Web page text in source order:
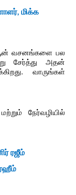
,​​ மிக்க
வசனங்களை பல
சேர்த்து அதன்
வாருங்கள்
நேர்வழியில்
​​ரஜீம்